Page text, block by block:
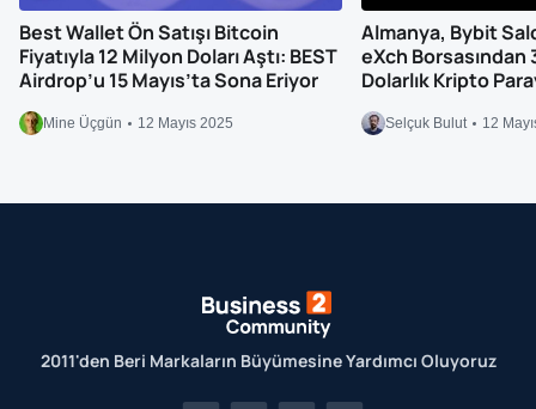
Best Wallet Ön Satışı Bitcoin
Fiyatıyla 12 Milyon Doları Aştı: BEST
Airdrop’u 15 Mayıs’ta Sona Eriyor
Mine Üçgün 12 Mayıs 2025
Almanya, Bybit
eXch Borsasından
Dolarlık Kripto
Selçuk Bulut 12
2011'den Beri Markaların Büyümesine Yardımcı Oluyoruz